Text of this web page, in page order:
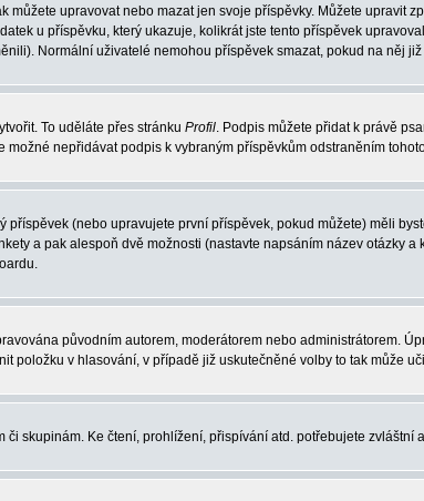
můžete upravovat nebo mazat jen svoje příspěvky. Můžete upravit
u příspěvku, který ukazuje, kolikrát jste tento příspěvek
Normální uživatelé nemohou příspěvek smazat, pokud na něj
To uděláte přes stránku Profil. Podpis můžete přidat k právě
nepřidávat podpis k vybraným příspěvkům odstraněním
(nebo upravujete první příspěvek, pokud můžete) měli
a pak alespoň dvě možnosti (nastavte napsáním název otázky a
původním autorem, moderátorem nebo administrátorem.
položku v hlasování, v případě již uskutečněné volby to tak může
skupinám. Ke čtení, prohlížení, přispívání atd. potřebujete